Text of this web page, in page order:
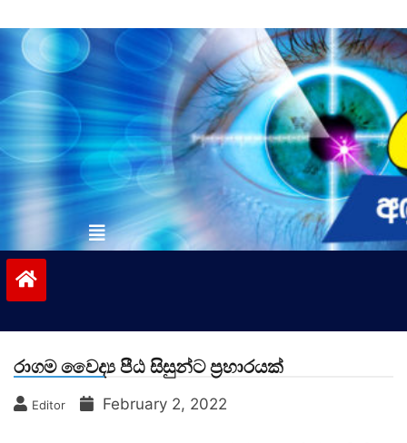
to
contentvinivida.lk
රාගම වෛද්‍ය පීඨ සිසුන්ට ප්‍රහාරයක්
Editor February 2, 2022